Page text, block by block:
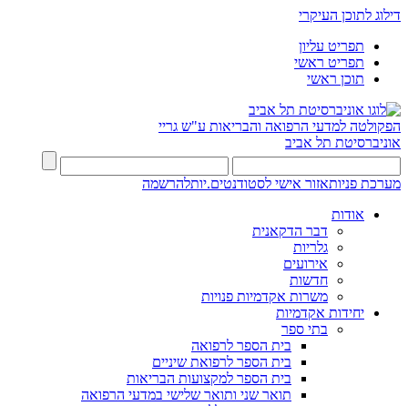
דילוג לתוכן העיקרי
תפריט עליון
תפריט ראשי
תוכן ראשי
הפקולטה למדעי הרפואה והבריאות ע"ש גריי
אוניברסיטת תל אביב
מערכת פניותאזור אישי לסטודנטים.יותלהרשמה
אודות
דבר הדקאנית
גלריות
אירועים
חדשות
משרות אקדמיות פנויות
יחידות אקדמיות
בתי ספר
בית הספר לרפואה
בית הספר לרפואת שיניים
בית הספר למקצועות הבריאות
תואר שני ותואר שלישי במדעי הרפואה